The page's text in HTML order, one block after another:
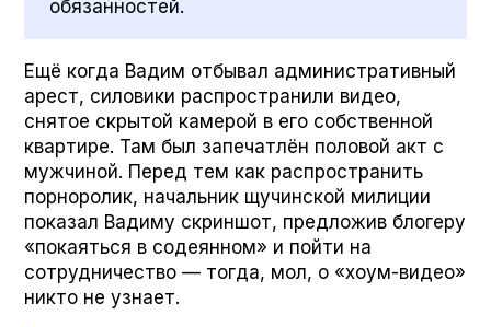
обязанностей.
Ещё когда Вадим отбывал административный
арест, силовики распространили видео,
снятое скрытой камерой в его собственной
квартире. Там был запечатлён половой акт с
мужчиной. Перед тем как распространить
порноролик, начальник щучинской милиции
показал Вадиму скриншот, предложив блогеру
«покаяться в содеянном» и пойти на
сотрудничество — тогда, мол, о «хоум-видео»
никто не узнает.